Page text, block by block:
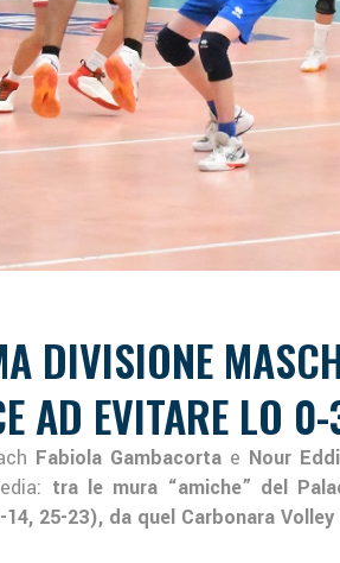
DIVISIONE
AD EVITARE LO
Fabiola Gambacortae Nour
tra le mura “amiche” del
25-23), da quel Carbonara